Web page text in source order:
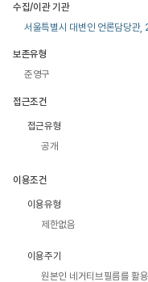
수집/이관 기관
서울특별시 대변인 언론담당
보존유형
준영구
접근조건
접근유형
공개
이용조건
이용유형
제한없음
이용주기
원본인 네거티브필름를 활